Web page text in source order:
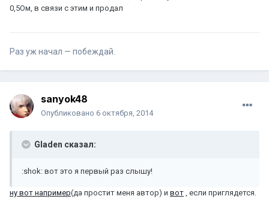
0,5Ом, в связи с этим и продал
Раз уж начал — побеждай.
sanyok48
Опубликовано 6 октября, 2014
Gladen сказал:
:shok: вот это я первый раз слышу!
ну вот например(да простит меня автор) и вот , если приглядется.